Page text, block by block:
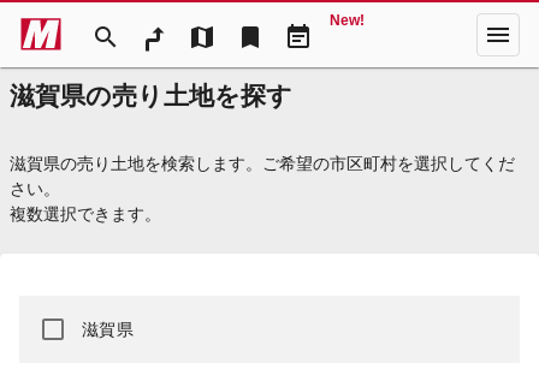
search map bookmark event_note
New! menu
滋賀県の売り土地を探す
滋賀県の売り土地を検索します。ご希望の市区町村を選択してくだ
さい。
複数選択できます。
滋賀県